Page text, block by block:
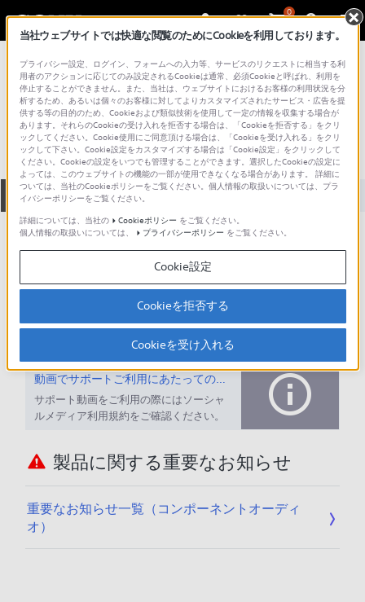
0
総合サポート・お問い合わせ AVレシーバー／アンプ
STR-201
全て ダウンロード 取扱説明書 Q&A
製品に関する重要なお知らせ
お知らせ
ご意見箱 ／改善事例紹介
動画でサポートご利用にあたってのお願い
サポート動画をご利用の際にはソーシャ
ルメディア利用規約をご確認ください。
製品に関する重要なお知らせ
重要なお知らせ一覧（コンポーネントオーディ
オ）
当社ウェブサイトでは快適な閲覧のためにCookieを利用しております。
プライバシー設定、ログイン、フォームへの入力等、サービスのリクエストに相当する利
用者のアクションに応じてのみ設定されるCookieは通常、必須Cookieと呼ばれ、利用を
停止することができません。また、当社は、ウェブサイトにおけるお客様の利用状況を分
析するため、あるいは個々のお客様に対してよりカスタマイズされたサービス・広告を提
供する等の目的のため、Cookieおよび類似技術を使用して一定の情報を収集する場合が
あります。それらのCookieの受け入れを拒否する場合は、「Cookieを拒否する」をクリ
ックしてください。Cookie使用にご同意頂ける場合は、「Cookieを受け入れる」をクリ
ックして下さい。Cookie設定をカスタマイズする場合は「Cookie設定」をクリックして
ください。Cookieの設定をいつでも管理することができます。選択したCookieの設定に
よっては、このウェブサイトの機能の一部が使用できなくなる場合があります。 詳細に
ついては、当社のCookieポリシーをご覧ください。個人情報の取扱いについては、プラ
イバシーポリシーをご覧ください。
詳細については、当社の
Cookieポリシー をご覧ください。
個人情報の取扱いについては、
プライバシーポリシー をご覧ください。
Cookie設定
Cookieを拒否する
Cookieを受け入れる